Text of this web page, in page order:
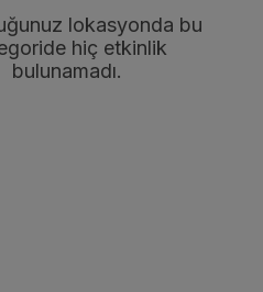
lokasyonda bu
hiç etkinlik
bulunamadı.